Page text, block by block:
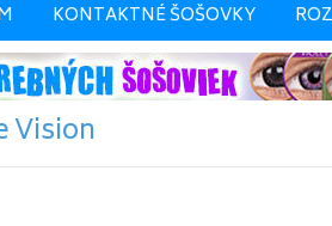
KONTAKTNÉ ŠOŠOVKY
Vision